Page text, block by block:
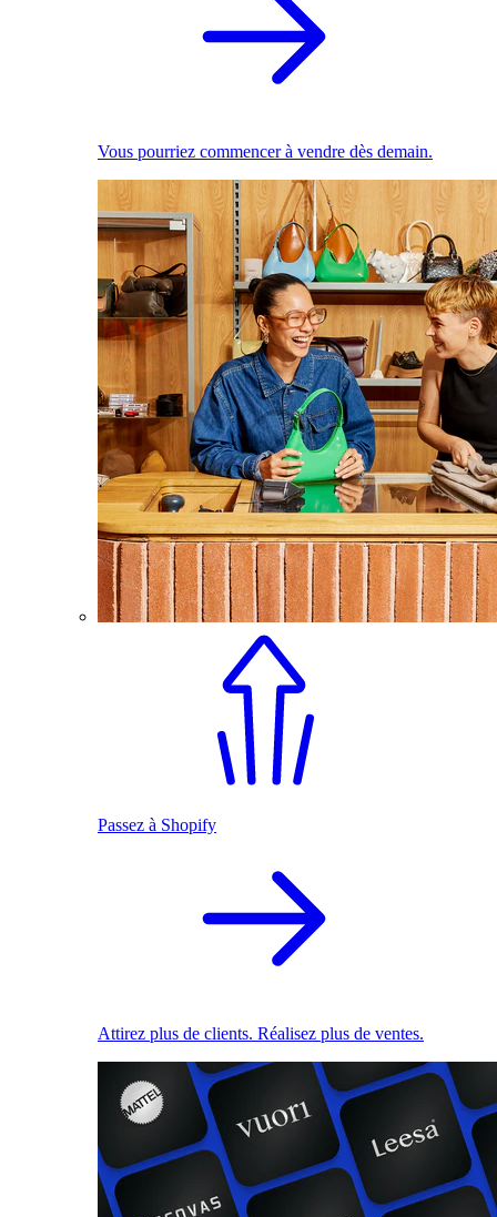
Vous pourriez commencer à vendre dès demain.
Passez à Shopify
Attirez plus de clients. Réalisez plus de ventes.